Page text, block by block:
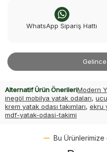
WhatsApp Sipariş Hattı
Alternatif Ürün ÖnerileriModern
inegöl mobilya yatak odaları,
krem yatak odası takımları, ekru
mdf-yatak-odasi-takimi
Bu